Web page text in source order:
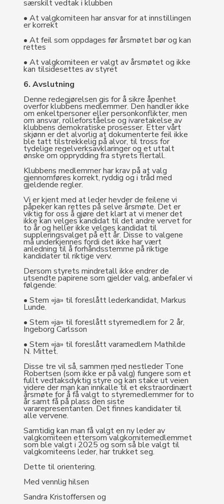
særskilt vedtak i klubben
• At valgkomiteen har ansvar for at innstillingen
er korrekt
• At feil som oppdages før årsmøtet bør og kan
rettes
• At valgkomiteen er valgt av årsmøtet og ikke
kan tilsidesettes av styret
6. Avslutning
Denne redegjørelsen gis for å sikre åpenhet
overfor klubbens medlemmer. Den handler ikke
om enkeltpersoner eller personkonflikter, men
om ansvar, rolleforståelse og ivaretakelse av
klubbens demokratiske prosesser. Etter vårt
skjønn er det alvorlig at dokumenterte feil ikke
ble tatt tilstrekkelig på alvor, til tross for
tydelige regelverksavklaringer og et uttalt
ønske om opprydding fra styrets flertall.
Klubbens medlemmer har krav på at valg
gjennomføres korrekt, ryddig og i tråd med
gjeldende regler.
Vi er kjent med at leder hevder de feilene vi
påpeker kan rettes på selve årsmøte. Det er
viktig for oss å gjøre det klart at vi mener det
ikke kan velges kandidat til det andre vervet for
to år og heller ikke velges kandidat til
suppleringsvalget på ett år. Disse to valgene
må underkjennes fordi det ikke har vært
anledning til å forhåndsstemme på riktige
kandidater til riktige verv.
Dersom styrets mindretall ikke endrer de
utsendte papirene som gjelder valg, anbefaler vi
følgende:
• Stem «ja» til foreslått lederkandidat, Markus
Lunde.
• Stem «ja» til foreslått styremedlem for 2 år,
Ingeborg Carlsson
• Stem «ja» til foreslått varamedlem Mathilde
N. Mittet.
Disse tre vil så, sammen med nestleder Tone
Robertsen (som ikke er på valg) fungere som et
fullt vedtaksdyktig styre og kan stake ut veien
videre der man kan innkalle til et ekstraordinært
årsmøte for å få valgt to styremedlemmer for to
år samt få på plass den siste
vararepresentanten. Det finnes kandidater til
alle vervene.
Samtidig kan man få valgt en ny leder av
valgkomiteen ettersom valgkomitemedlemmet
som ble valgt i 2025 og som så ble valgt til
valgkomiteens leder, har trukket seg.
Dette til orientering.
Med vennlig hilsen
Sandra Kristoffersen og